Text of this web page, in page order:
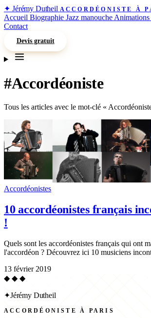
✦ Jérémy Dutheil ACCORDÉONISTE À
Accueil Biographie Jazz manouche Animations
Contact
Devis gratuit
#Accordéoniste
Tous les articles avec le mot-clé «
Accordéonistes
10 accordéonistes français
!
Quels sont les accordéonistes français qui ont
l'accordéon ? Découvrez ici 10 musiciens
13 février 2019
◆ ◆ ◆
✦Jérémy Dutheil
ACCORDÉONISTE À PARIS